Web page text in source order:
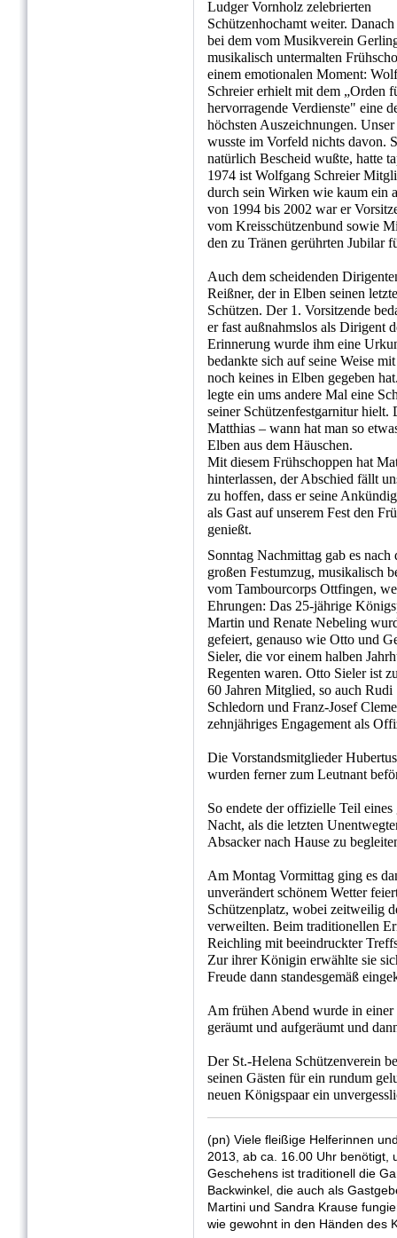
Ludger Vornholz zelebrierten
Schützenhochamt weiter. Danach
bei dem vom Musikverein
musikalisch untermalten
einem emotionalen Moment:
Schreier erhielt mit dem „Orden
hervorragende Verdienste" eine
höchsten Auszeichnungen.
wusste im Vorfeld nichts davon.
natürlich Bescheid wußte, hatte
1974 ist Wolfgang Schreier
durch sein Wirken wie kaum ein
von 1994 bis 2002 war er
vom Kreisschützenbund sowie
den zu Tränen gerührten Jubilar
Auch dem scheidenden
Reißner, der in Elben seinen
Schützen. Der 1. Vorsitzende
er fast außnahmslos als Dirigent
Erinnerung wurde ihm eine
bedankte sich auf seine Weise
noch keines in Elben gegeben
legte ein ums andere Mal eine
seiner Schützenfestgarnitur
Matthias – wann hat man so
Elben aus dem Häuschen.
Mit diesem Frühschoppen hat
hinterlassen, der Abschied fällt
zu hoffen, dass er seine
als Gast auf unserem Fest den
genießt.
Sonntag Nachmittag gab es nach
großen Festumzug, musikalisch
vom Tambourcorps Ottfingen,
Ehrungen: Das 25-jährige
Martin und Renate Nebeling
gefeiert, genauso wie Otto und
Sieler, die vor einem halben
Regenten waren. Otto Sieler ist
60 Jahren Mitglied, so auch Rudi
Schledorn und Franz-Josef
zehnjähriges Engagement als
Die Vorstandsmitglieder
wurden ferner zum Leutnant
So endete der offizielle Teil eines
Nacht, als die letzten
Absacker nach Hause zu
Am Montag Vormittag ging es
unverändert schönem Wetter
Schützenplatz, wobei zeitweilig
verweilten. Beim traditionellen
Reichling mit beeindruckter
Zur ihrer Königin erwählte sie
Freude dann standesgemäß
Am frühen Abend wurde in einer
geräumt und aufgeräumt und
Der St.-Helena Schützenverein
seinen Gästen für ein rundum
neuen Königspaar ein
(pn) Viele fleißige Helferinnen
2013, ab ca. 16.00 Uhr benötigt,
Geschehens ist traditionell die
Backwinkel, die auch als
Martini und Sandra Krause
wie gewohnt in den Händen des